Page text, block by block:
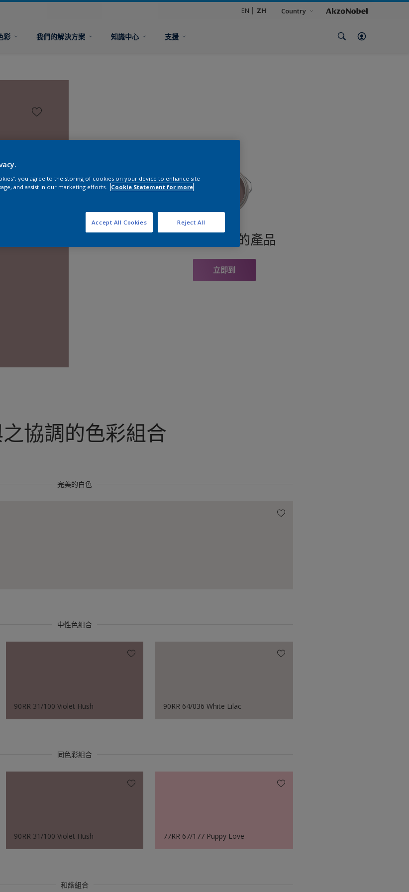
EN ZH Country
彩 我們的解決方案 知識中心 支援
查找此顏色的產品
立即到
協調的色彩組合
完美的白色
中性色組合
90RR 31/100 Violet Hush 90RR 64/036 White Lilac
同色彩組合
90RR 31/100 Violet Hush 77RR 67/177 Puppy Love
和諧組合
you agree to the storing of cookies on your device to enhance site
and assist in our marketing efforts.
Cookie Statement for more
Reject All
Accept All Cookies